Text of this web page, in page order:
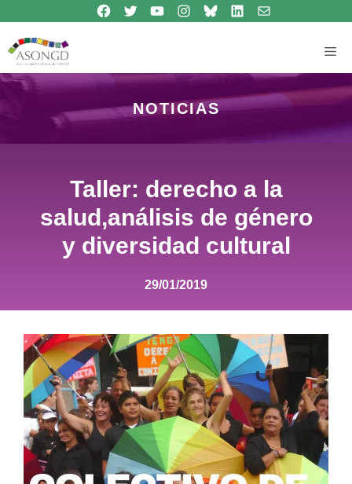
contenido
Síguenos en Facebook
Síguenos en TwitterSíguenos en Youtube
Síguenos en Instagram
Bluesky
Síguenos en Linkedincontacto
NOTICIAS
Taller: derecho a la
salud,análisis de género
y diversidad cultural
29/01/2019